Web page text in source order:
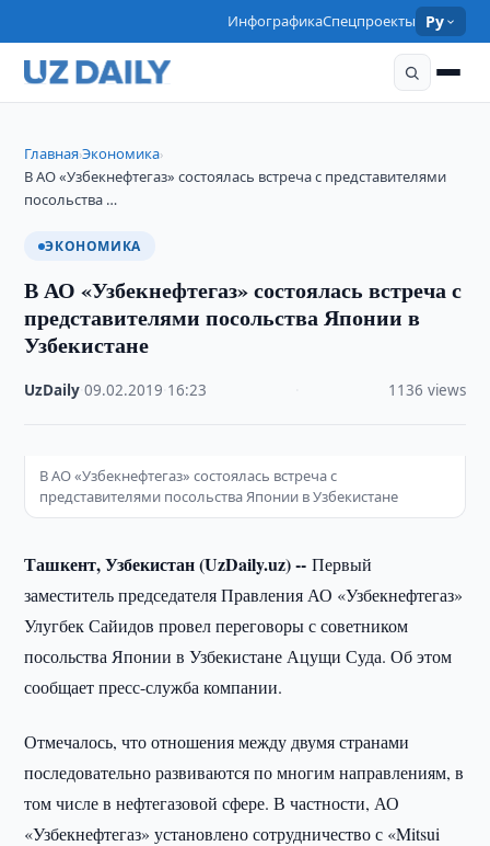
ИнфографикаСпецпроекты Ру
Главная›Экономика›
В АО «Узбекнефтегаз» состоялась встреча с представителями
посольства …
ЭКОНОМИКА
В АО «Узбекнефтегаз» состоялась встреча с
представителями посольства Японии в
Узбекистане
UzDaily ·09.02.2019 16:23 1136 views
В АО «Узбекнефтегаз» состоялась встреча с
представителями посольства Японии в Узбекистане
Ташкент, Узбекистан (UzDaily.uz) --Первый
заместитель председателя Правления АО «Узбекнефтегаз»
Улугбек Сайидов провел переговоры с советником
посольства Японии в Узбекистане Ацущи Суда. Об этом
сообщает пресс-служба компании.
Отмечалось, что отношения между двумя странами
последовательно развиваются по многим направлениям, в
том числе в нефтегазовой сфере. В частности, АО
«Узбекнефтегаз» установлено сотрудничество с «Mitsui